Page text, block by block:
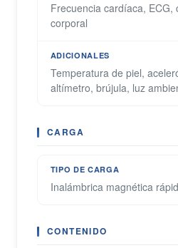
Frecuencia cardíaca, ECG,
corporal
ADICIONALES
Temperatura de piel,
altímetro, brújula, luz
CARGA
TIPO DE CARGA
Inalámbrica magnética
CONTENIDO